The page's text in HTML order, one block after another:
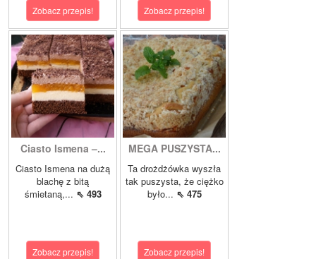
Zobacz przepis! Zobacz przepis!
Ciasto Ismena –...
Ciasto Ismena na dużą
blachę z bitą
śmietaną,... ⇖ 493
Zobacz przepis!
MEGA PUSZYSTA...
Ta drożdżówka wyszła
tak puszysta, że ciężko
było... ⇖ 475
Zobacz przepis!